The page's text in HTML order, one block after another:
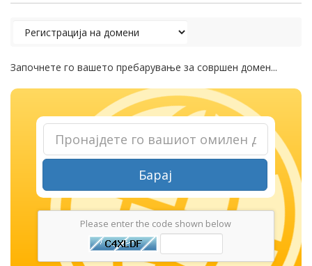
Започнете го вашето пребарување за совршен домен...
Барај
Please enter the code shown below